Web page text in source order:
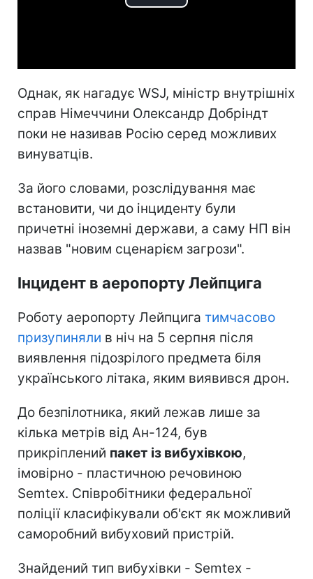
Play
Однак, як нагадує WSJ, міністр внутрішніх
справ Німеччини Олександр Добріндт
поки не називав Росію серед можливих
винуватців.
За його словами, розслідування має
встановити, чи до інциденту були
причетні іноземні держави, а саму НП він
назвав "новим сценарієм загрози".
Інцидент в аеропорту Лейпцига
Роботу аеропорту Лейпцига тимчасово
призупиняли в ніч на 5 серпня після
виявлення підозрілого предмета біля
українського літака, яким виявився дрон.
До безпілотника, який лежав лише за
кілька метрів від Ан-124, був
прикріплений пакет із вибухівкою,
імовірно - пластичною речовиною
Semtex. Співробітники федеральної
поліції класифікували об'єкт як можливий
саморобний вибуховий пристрій.
Знайдений тип вибухівки - Semtex -